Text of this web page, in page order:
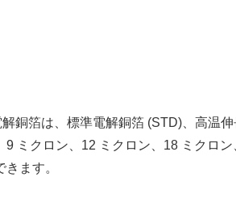
銅箔は、標準電解銅箔 (STD)、高温
9 ミクロン、12 ミクロン、18 ミクロ
ます。